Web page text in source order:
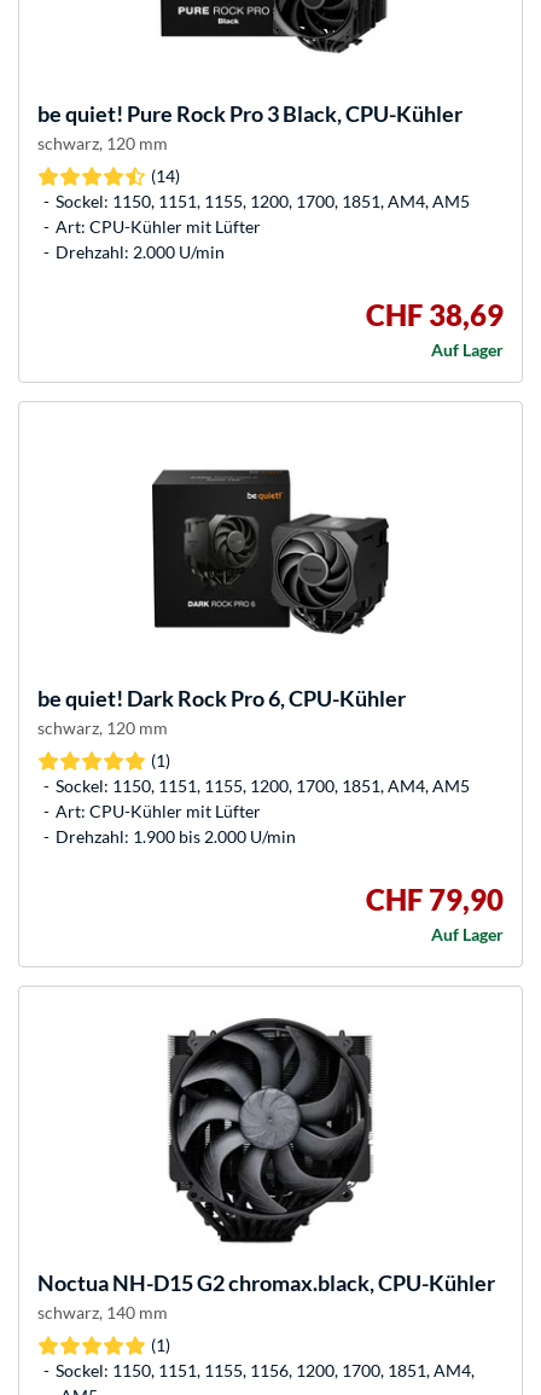
be quiet! Pure Rock Pro 3 Black, CPU-Kühler
schwarz, 120 mm
(14)
Sockel: 1150, 1151, 1155, 1200, 1700, 1851, AM4, AM5
Art: CPU-Kühler mit Lüfter
Drehzahl: 2.000 U/min
CHF 38,69
Auf Lager
be quiet! Dark Rock Pro 6, CPU-Kühler
schwarz, 120 mm
(1)
Sockel: 1150, 1151, 1155, 1200, 1700, 1851, AM4, AM5
Art: CPU-Kühler mit Lüfter
Drehzahl: 1.900 bis 2.000 U/min
CHF 79,90
Auf Lager
NoctuaNH-D15 G2 chromax.black, CPU-Kühler
schwarz, 140 mm
(1)
Sockel: 1150, 1151, 1155, 1156, 1200, 1700, 1851, AM4,